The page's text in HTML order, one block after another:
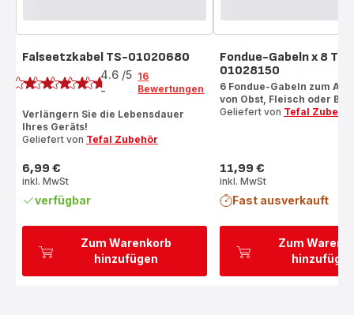
Zum Warenkorb
hinzufügen
Falseetzkabel TS-01020680
Bewertung
4.6 /5
-
16
Bewertungen
Verlängern Sie die Lebensdauer
Ihres Geräts!
Geliefert von Tefal Zubehör
Preis
6,99 €
inkl. MwSt
verfügbar
Zum
Fondue-Gabeln x 8 TS-
01028150
6 Fondue-Gabeln zum
von Obst, Fleisch oder
Geliefert von Tefal
Preis
11,99 €
inkl. MwSt
Fast ausverkauft